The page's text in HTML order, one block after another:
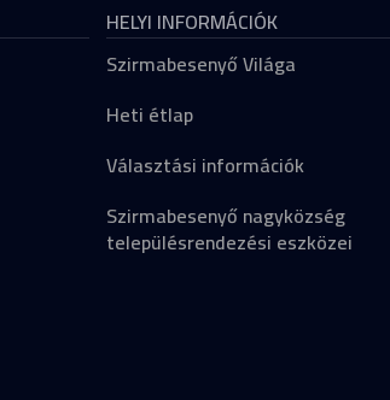
HELYI INFORMÁCIÓK
Szirmabesenyő Világa
Heti étlap
Választási információk
Szirmabesenyő nagyközség
településrendezési eszközei